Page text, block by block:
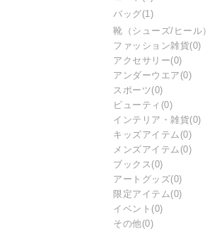
バッグ(1)
靴（シューズ/ヒール）
ファッション雑貨(0)
アクセサリー(0)
アンダーウエア (0)
スポーツ(0)
ビューティ (0)
インテリア・雑貨(0)
キッズアイテム (0)
メンズアイテム (0)
ブックス (0)
アートグッズ(0)
限定アイテム(0)
イベント (0)
その他(0)